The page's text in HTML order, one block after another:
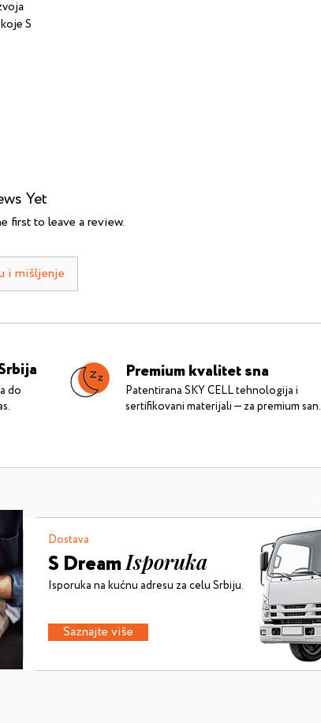
S
Yet
first to leave a review.
i mišljenje
do
Premium kvalitet sna
Patentirana SKY CELL tehnologija i
sertifikovani materijali — za premium san.
Dostava
S DreamIsporuka
Isporuka na kućnu adresu za celu Srbiju.
Saznajte više